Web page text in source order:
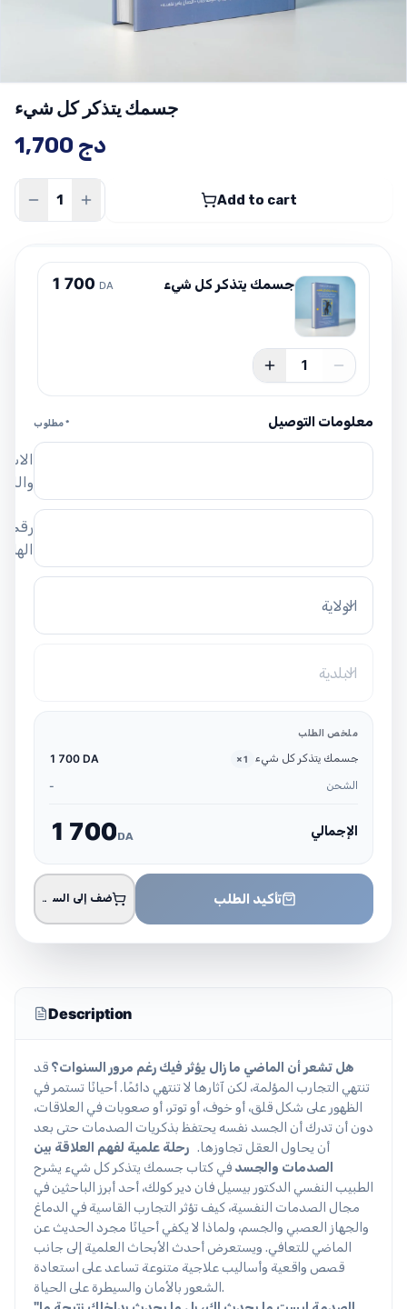
جسمك يتذكر كل شيء
1,700 دج
Add to cart
جسمك يتذكر كل شيء 1 700 DA
1
معلومات التوصيل * مطلوب
رقم
الولاية
البلدية
ملخص الطلب
جسمك يتذكر كل شيء ×1
1 700 DA
الشحن -
الإجمالي 1 700DA
تأكيد الطلب أضف إلى السلة
Description
هل تشعر أن الماضي ما زال يؤثر فيك رغم مرور السنوات؟ قد
تنتهي التجارب المؤلمة، لكن آثارها لا تنتهي دائمًا. أحيانًا تستمر في
الظهور على شكل قلق، أو خوف، أو توتر، أو صعوبات في العلاقات،
دون أن تدرك أن الجسد نفسه يحتفظ بذكريات الصدمات حتى بعد
أن يحاول العقل تجاوزها. رحلة علمية لفهم العلاقة بين
الصدمات والجسد في كتاب جسمك يتذكر كل شيء يشرح
الطبيب النفسي الدكتور بيسيل فان دير كولك، أحد أبرز الباحثين في
مجال الصدمات النفسية، كيف تؤثر التجارب القاسية في الدماغ
والجهاز العصبي والجسم، ولماذا لا يكفي أحيانًا مجرد الحديث عن
الماضي للتعافي. ويستعرض أحدث الأبحاث العلمية إلى جانب
قصص واقعية وأساليب علاجية متنوعة تساعد على استعادة
الشعور بالأمان والسيطرة على الحياة.